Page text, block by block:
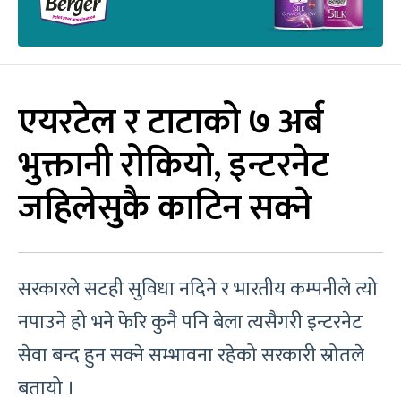
एयरटेल र टाटाको ७ अर्ब
भुक्तानी रोकियो, इन्टरनेट
जहिलेसुकै काटिन सक्ने
सरकारले सटही सुविधा नदिने र भारतीय कम्पनीले त्यो
नपाउने हो भने फेरि कुनै पनि बेला त्यसैगरी इन्टरनेट
सेवा बन्द हुन सक्ने सम्भावना रहेको सरकारी स्रोतले
बतायो ।